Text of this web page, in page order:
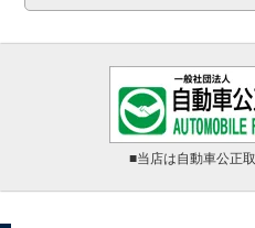
■当店は自動車公正